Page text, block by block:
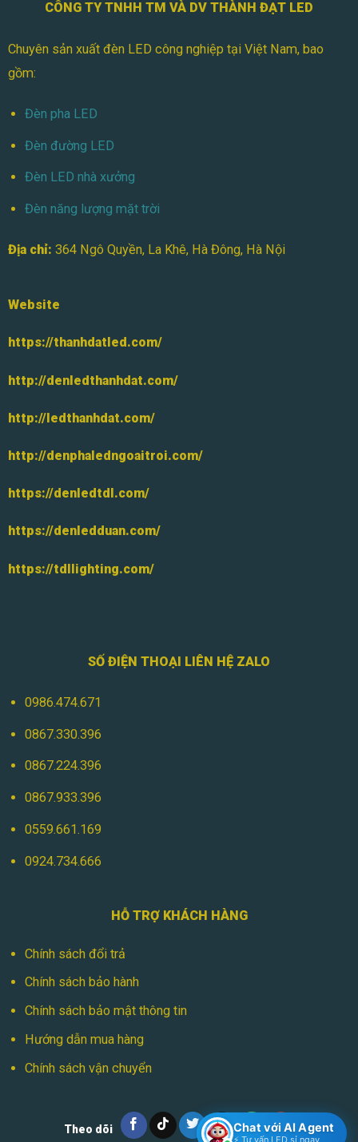
CÔNG TY TNHH TM VÀ DV THÀNH ĐẠT LED
Chuyên sản xuất đèn LED công nghiệp tại Việt Nam, bao
gồm:
Đèn pha LED
Đèn đường LED
Đèn LED nhà xưởng
Đèn năng lượng mặt trời
Địa chỉ: 364 Ngô Quyền, La Khê, Hà Đông, Hà Nội
Website
https://thanhdatled.com/
http://denledthanhdat.com/
http://ledthanhdat.com/
http://denphaledngoaitroi.com/
https://denledtdl.com/
https://denledduan.com/
https://tdllighting.com/
SỐ ĐIỆN THOẠI LIÊN HỆ ZALO
0986.474.671
0867.330.396
0867.224.396
0867.933.396
0559.661.169
0924.734.666
HỖ TRỢ KHÁCH HÀNG
Chính sách đổi trả
Chính sách bảo hành
Chính sách bảo mật thông tin
Hướng dẫn mua hàng
Chính sách vận chuyển
Theo dõi Chat với AI Agent
⚡ Tư vấn LED sỉ ngay